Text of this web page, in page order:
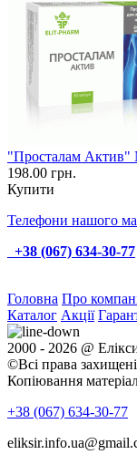
"Просталам
198.00 грн.
Купити
Телефони нашого
+38 (067) 634-30-77
Головна Про
Каталог Акції
2000 - 2026 @
©Всі права
Копіювання
+38 (067) 634-30-77